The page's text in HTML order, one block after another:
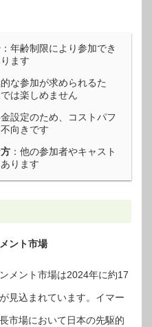
：年齢制限により参加でき
ます
的な参加が求められるた
は楽しめません
金設定のため、コストパフ
向きです
：他の参加者やキャスト
ります
ント市場
メント市場は2024年に約17
見込まれています。イマー
市場において日本の先駆的